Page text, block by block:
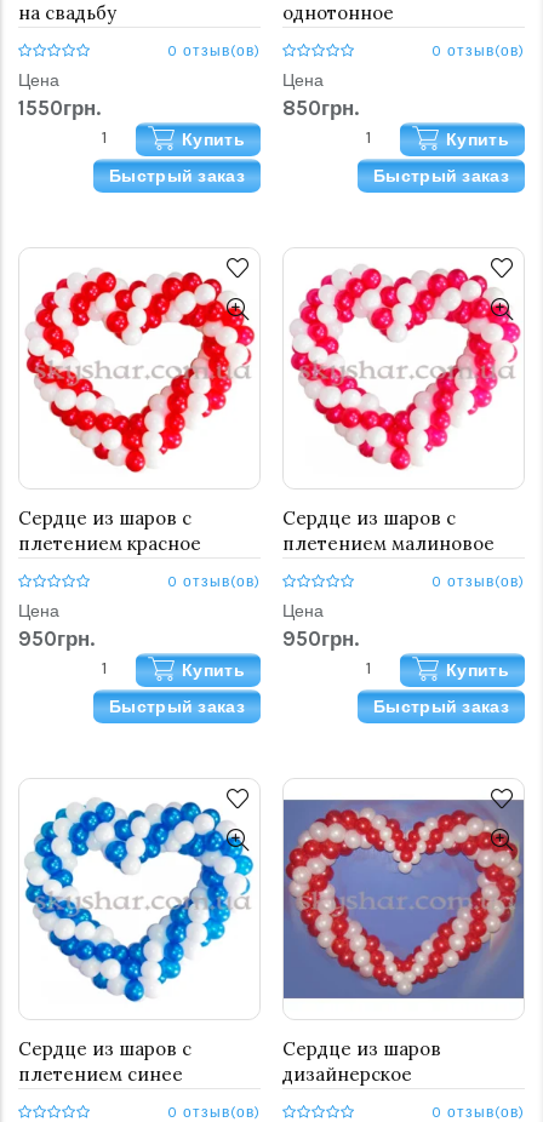
на свадьбу
0 отзыв(ов)
Цена
1550грн.
Купить
Быстрый заказ
однотонное
0 отзыв(ов)
Цена
850грн.
Купить
Быстрый заказ
Сердце из шаров с
плетением красное
0 отзыв(ов)
Цена
950грн.
Купить
Быстрый заказ
Сердце из шаров с
плетением малиновое
0 отзыв(ов)
Цена
950грн.
Купить
Быстрый заказ
Сердце из шаров с
плетением синее
0 отзыв(ов)
Сердце из шаров
дизайнерское
0 отзыв(ов)